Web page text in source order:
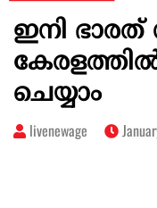
ഇനി ഭാരത്
ചെയ്യാം
livenewage